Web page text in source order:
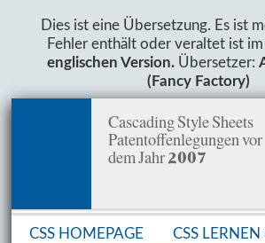
Dies ist eine Übersetzung. Es ist
Fehler enthält oder veraltet ist
englischen Version.Übersetzer:
(Fancy Factory)
Cascading Style Sheets
Patentoffenlegungen vor
dem Jahr 2007
CSS HOMEPAGE
CSS LERNEN